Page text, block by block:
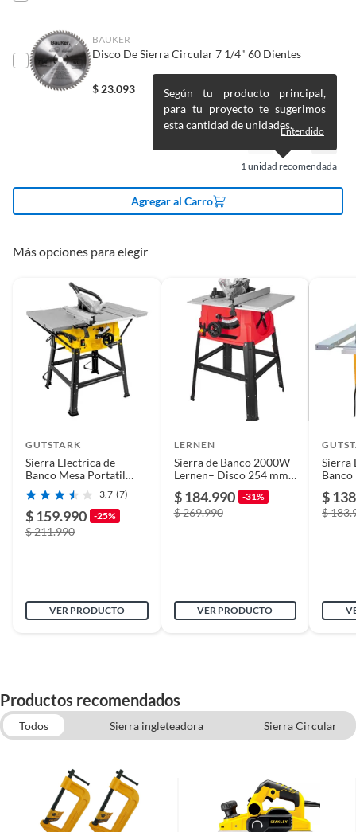
Pinturas de un color a solicitud.
Plantas.
De uso personal.
Uso de la herramienta
profesional
220
Tipo de velocidad Variable
Capacidad de
Capacidad de corte
Cuenta con bloqueo
de seguridad
Largo 30
Niveles de potencia 1
BAUKER
Disco De Sierra Circular 7 1/4" 60 Dientes
$ 23.093
1unidad recomendada
Según tu producto principal,
para tu proyecto te sugerimos
esta cantidad de unidades.Entendido
Agregar al Carro
Más opciones para elegir
GUTSTARK
Sierra Electrica de
Banco Mesa Portatil
Escuadradora 1800w
4500rpm
3.7 (7)
$ 159.990 -25%
$ 211.990
VER PRODUCTO
LERNEN
Sierra de Banco 2000W
Lernen– Disco 254 mm
(10”) con 2 Hojas
Incluidas
$ 184.990 -31%
$ 269.990
VER PRODUCTO
Sierra
$
$
Productos recomendados
Todos Sierra ingleteadora
Sierra Circular
Lijadora roto orbital
Dremel y herramientas multiproposito
Esmeril de banco